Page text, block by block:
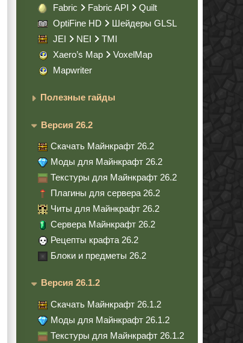
Fabric
Fabric API
Quilt
OptiFine HD
Шейдеры GLSL
JEI
NEI
TMI
Xaero’s Map
VoxelMap
Mapwriter
Полезные гайды
Версия 26.2
Скачать Майнкрафт 26.2
Моды для Майнкрафт 26.2
Текстуры для Майнкрафт 26.2
Плагины для сервера 26.2
Читы для Майнкрафт 26.2
Сервера Майнкрафт 26.2
Рецепты крафта 26.2
Блоки и предметы 26.2
Версия 26.1.2
Скачать Майнкрафт 26.1.2
Моды для Майнкрафт 26.1.2
Текстуры для Майнкрафт 26.1.2